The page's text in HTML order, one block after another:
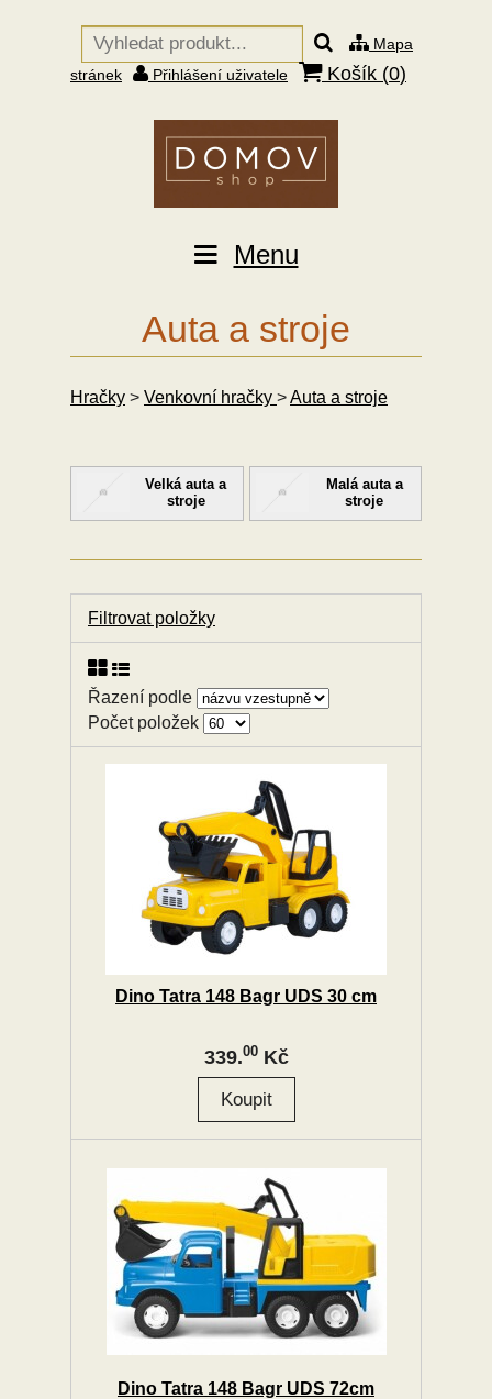
Mapa
stránek
Přihlášení uživatele Košík (0)
Menu
Auta a stroje
Hračky > Venkovní hračky >Auta a stroje
Velká auta a
stroje
Malá auta a
stroje
Filtrovat položky
Řazení podle
Počet položek
Dino Tatra 148 Bagr UDS 30 cm
339.00Kč
Dino Tatra 148 Bagr UDS 72cm